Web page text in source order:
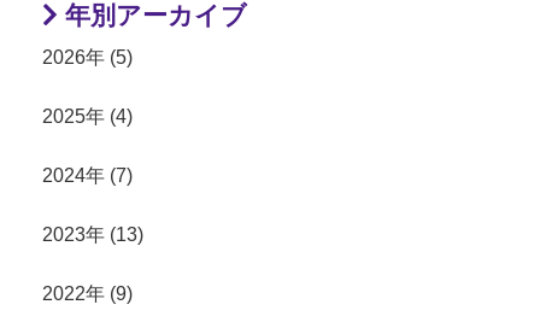
年別アーカイブ
2026年 (5)
2025年 (4)
2024年 (7)
2023年 (13)
2022年 (9)